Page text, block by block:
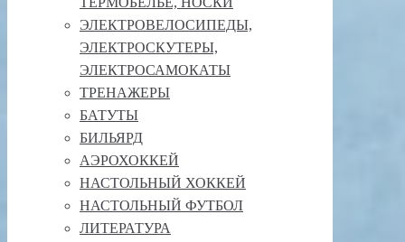
ЭЛЕКТРОВЕЛОСИПЕДЫ,
ЭЛЕКТРОСКУТЕРЫ,
ЭЛЕКТРОСАМОКАТЫ
ТРЕНАЖЕРЫ
БАТУТЫ
БИЛЬЯРД
АЭРОХОККЕЙ
НАСТОЛЬНЫЙ ХОККЕЙ
НАСТОЛЬНЫЙ ФУТБОЛ
ЛИТЕРАТУРА